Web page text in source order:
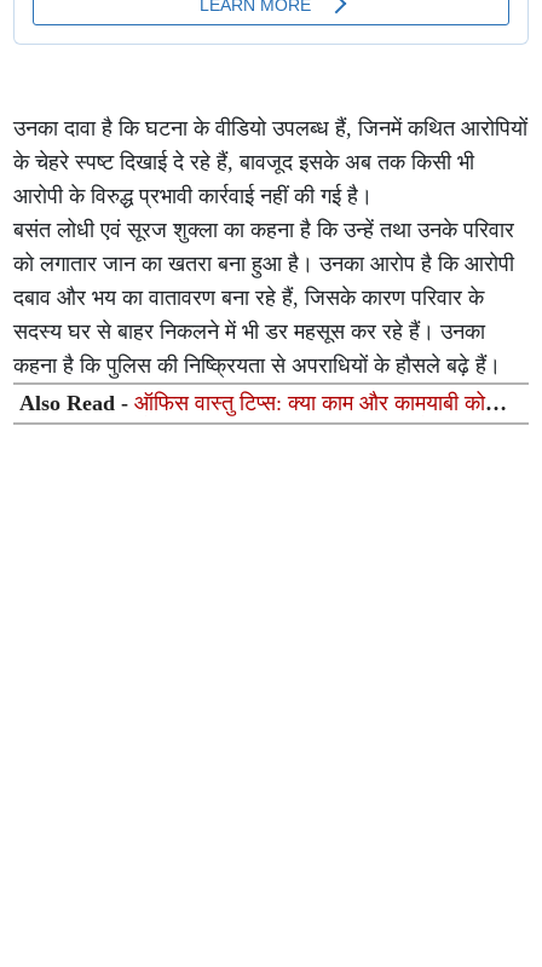
उनका दावा है कि घटना के वीडियो उपलब्ध हैं, जिनमें कथित आरोपियों
के चेहरे स्पष्ट दिखाई दे रहे हैं, बावजूद इसके अब तक किसी भी
आरोपी के विरुद्ध प्रभावी कार्रवाई नहीं की गई है।
बसंत लोधी एवं सूरज शुक्ला का कहना है कि उन्हें तथा उनके परिवार
को लगातार जान का खतरा बना हुआ है। उनका आरोप है कि आरोपी
दबाव और भय का वातावरण बना रहे हैं, जिसके कारण परिवार के
सदस्य घर से बाहर निकलने में भी डर महसूस कर रहे हैं। उनका
कहना है कि पुलिस की निष्क्रियता से अपराधियों के हौसले बढ़े हैं।
Also Read -ऑफिस वास्तु टिप्स: क्या काम और कामयाबी को
प्रभावित करती है ऑफिस की सीटिंग? जानिए तरक्की के जरूरी